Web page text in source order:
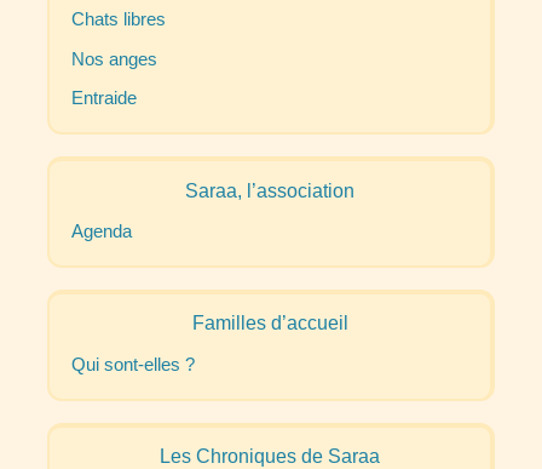
Chats libres
Nos anges
Entraide
Saraa, l’association
Agenda
Familles d’accueil
Qui sont-elles ?
Les Chroniques de Saraa